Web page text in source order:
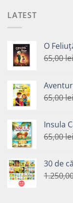
LATEST
O
65,00lei
65,00lei
Insula
65,00lei
30 de